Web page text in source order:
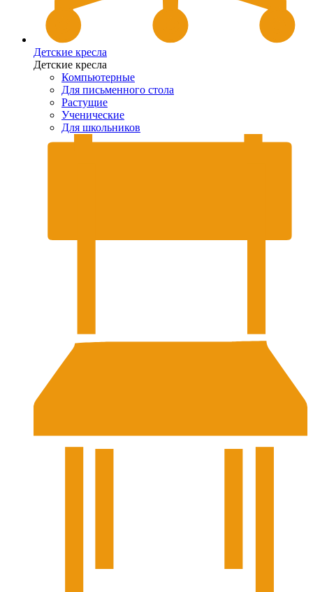
Детские кресла
Детские кресла
Компьютерные
Для письменного стола
Растущие
Ученические
Для школьников